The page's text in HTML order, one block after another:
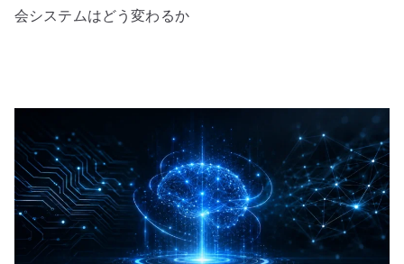
会システムはどう変わるか